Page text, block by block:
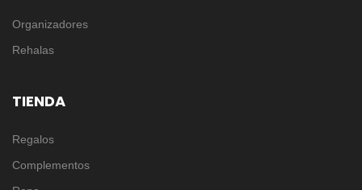
Organizadores
Rehalas
TIENDA
Regalos
Complementos